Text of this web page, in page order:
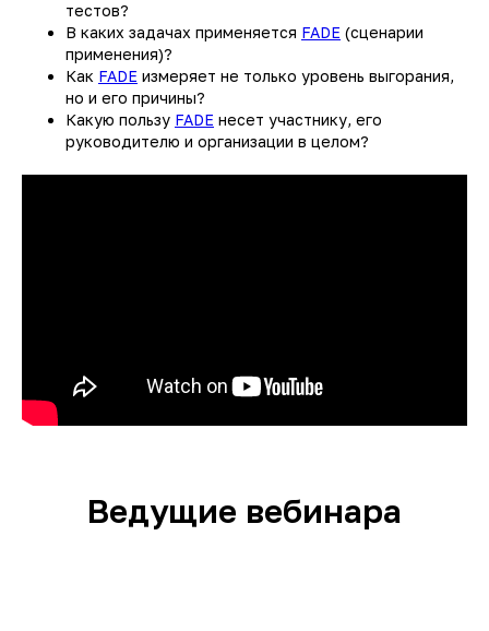
тестов?
В каких задачах применяется FADE (сценарии
применения)?
Как FADE измеряет не только уровень выгорания,
но и его причины?
Какую пользу FADE несет участнику, его
руководителю и организации в целом?
Ведущие вебинара